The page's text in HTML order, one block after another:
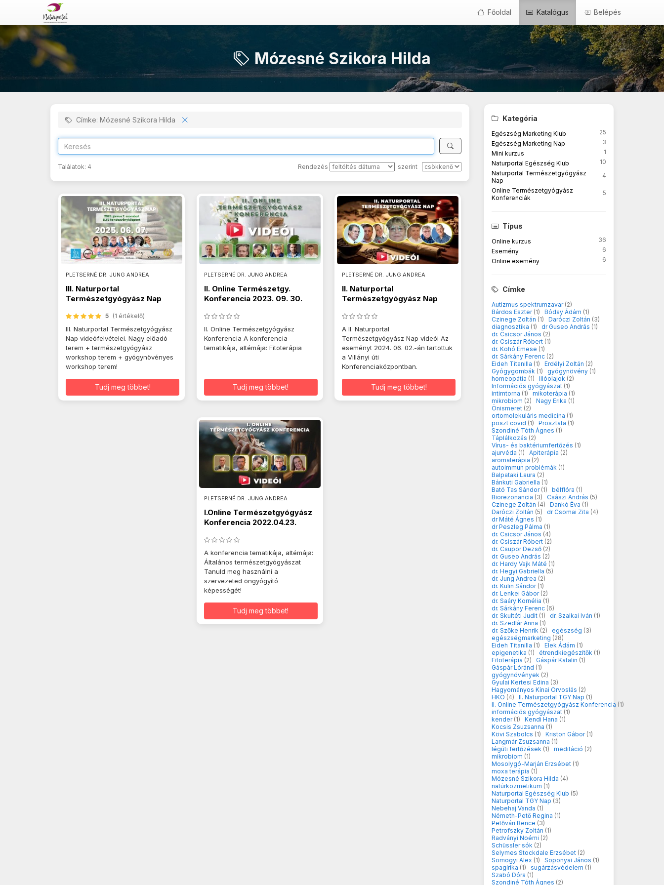
Főoldal Katalógus Belépés
Mózesné Szikora Hilda
Kategória
Egészség Marketing Klub
25
Egészség Marketing Nap
3
Mini kurzus
1
Naturportal Egészség Klub
10
Naturportal Természetgyógyász
Nap
4
Online Természetgyógyász
Konferenciák
5
Típus
Online kurzus
36
Esemény
6
Online esemény
6
Címke
Autizmus spektrumzavar (2)
Bárdos Eszter (1) Bóday Ádám (1)
Czinege Zoltán (1) Daróczi Zoltán (3)
diagnosztika (1) dr Guseo András (1)
dr. Csicsor János (2)
dr. Csiszár Róbert (1)
dr. Kohó Emese (1)
dr. Sárkány Ferenc (2)
Eideh Titanilla (1) Erdélyi Zoltán (2)
Gyógygombák (1) gyógynövény (1)
homeopátia (1) Illóolajok (2)
Információs gyógyászat (1)
intimtorna (1) mikoterápia (1)
mikrobiom (2) Nagy Erika (1)
Önismeret (2)
ortomolekuláris medicina (1)
poszt covid (1) Prosztata (1)
Szondiné Tóth Ágnes (1)
Táplálkozás (2)
Vírus- és baktériumfertőzés (1)
ajurvéda (1) Apiterápia (2)
aromaterápia (2)
autoimmun problémák (1)
Balpataki Laura (2)
Bánkuti Gabriella (1)
Bató Tas Sándor (1) bélflóra (1)
Biorezonancia (3) Császi András (5)
Czinege Zoltán (4) Dankó Éva (1)
Daróczi Zoltán (5) dr Csomai Zita (4)
dr Máté Ágnes (1)
dr Peszleg Pálma (1)
dr. Csicsor János (4)
dr. Csiszár Róbert (2)
dr. Csupor Dezső (2)
dr. Guseo András (2)
dr. Hardy Vajk Máté (1)
dr. Hegyi Gabriella (5)
dr. Jung Andrea (2)
dr. Kulin Sándor (1)
dr. Lenkei Gábor (2)
dr. Saáry Kornélia (1)
dr. Sárkány Ferenc (6)
dr. Skultéti Judit (1) dr. Szalkai Iván (1)
dr. Szedlár Anna (1)
dr. Szőke Henrik (2) egészség (3)
egészségmarketing (28)
Eideh Titanilla (1) Elek Ádám (1)
epigenetika (1) étrendkiegészítők (1)
Fitoterápia (2) Gáspár Katalin (1)
Gáspár Lóránd (1)
gyógynövények (2)
Gyulai Kertesi Edina (3)
Hagyományos Kínai Orvoslás (2)
HKO (4) II. Naturportal TGY Nap (1)
II. Online Természetgyógyász Konferencia (1)
információs gyógyászat (1)
kender (1) Kendi Hana (1)
Kocsis Zsuzsanna (1)
Kövi Szabolcs (1) Kriston Gábor (1)
Langmár Zsuzsanna (1)
légúti fertőzések (1) meditáció (2)
mikrobiom (1)
Mosolygó-Marján Erzsébet (1)
moxa terápia (1)
Mózesné Szikora Hilda (4)
natúrkozmetikum (1)
Naturportal Egészség Klub (5)
Naturportal TGY Nap (3)
Nebehaj Vanda (1)
Németh-Pető Regina (1)
Petővári Bence (3)
Petrofszky Zoltán (1)
Radványi Noémi (2)
Schüssler sók (2)
Selymes Stockdale Erzsébet (2)
Somogyi Alex (1) Soponyai János (1)
spagírika (1) sugárzásvédelem (1)
Szabó Dóra (1)
Szondiné Tóth Ágnes (2)
Címke: Mózesné Szikora Hilda
Találatok: 4 Rendezés szerint
PLETSERNÉ DR. JUNG ANDREA
III. Naturportal
Természetgyógyász Nap
5 (1 értékelő)
III. Naturportal Természetgyógyász
Nap videófelvételei. Nagy előadó
terem + természetgyógyász
workshop terem + gyógynövényes
workshop terem!
Tudj meg többet!
PLETSERNÉ DR. JUNG ANDREA
II. Online Természetgy.
Konferencia 2023. 09. 30.
II. Online Természetgyógyász
Konferencia A konferencia
tematikája, altémája: Fitoterápia
Tudj meg többet!
PLETSERNÉ DR. JUNG ANDREA
II. Naturportal
Természetgyógyász Nap
A II. Naturportal
Természetgyógyász Nap videói Az
eseményt 2024. 06. 02.-án tartottuk
a Villányi úti
Konferenciaközpontban.
Tudj meg többet!
PLETSERNÉ DR. JUNG ANDREA
I.Online Természetgyógyász
Konferencia 2022.04.23.
A konferencia tematikája, altémája:
Általános természetgyógyászat
Tanuld meg használni a
szervezeted öngyógyító
képességét!
Tudj meg többet!